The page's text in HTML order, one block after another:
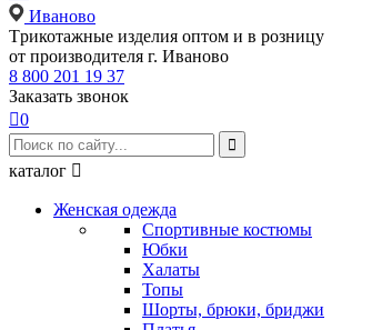
Иваново
Tрикотажные изделия оптом и в розницу
от производителя г. Иваново
8 800 201 19 37
Заказать звонок
0

каталог 
Женская одежда
Спортивные костюмы
Юбки
Халаты
Топы
Шорты, брюки, бриджи